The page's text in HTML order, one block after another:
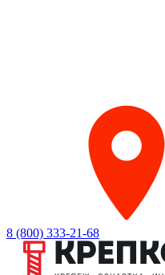
8 (800) 333-21-68